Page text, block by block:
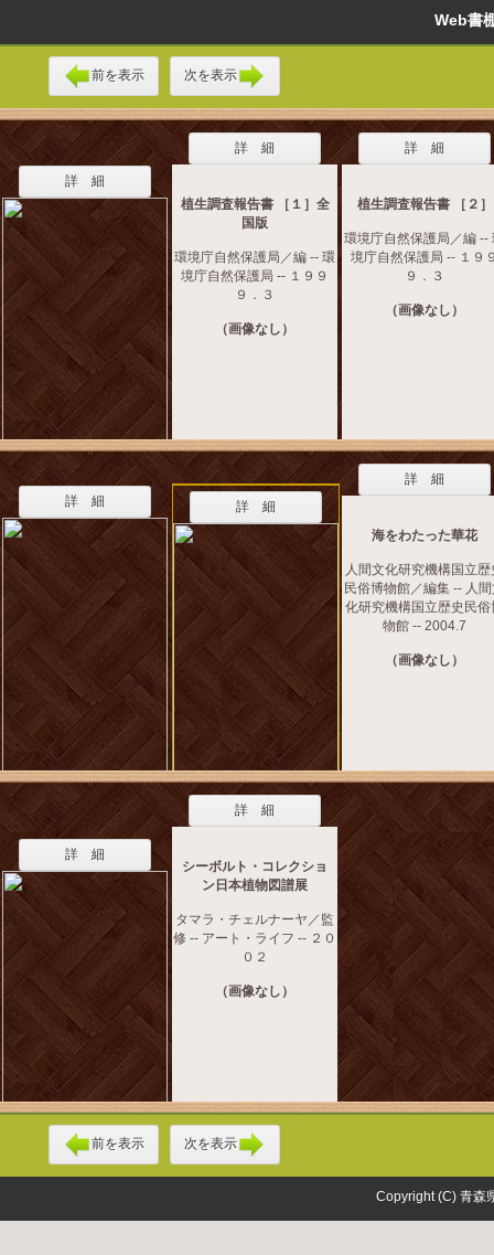
Web
前を表示 次を表示
詳 細
詳 細
植生調査報告書 ［１］全
国版
環境庁自然保護局／編 -- 環
境庁自然保護局 -- １９９
９．３
（画像なし）
詳 細
植生調査報告書 ［２］
環境庁自然保護局／編 --
境庁自然保護局 -- １９
９．３
（画像なし）
詳 細 詳 細
詳 細
海をわたった華花
人間文化研究機構国立歴
民俗博物館／編集 -- 人
化研究機構国立歴史民俗
物館 -- 2004.7
（画像なし）
詳 細
詳 細
シーボルト・コレクショ
ン日本植物図譜展
タマラ・チェルナーヤ／監
修 -- アート・ライフ -- ２０
０２
（画像なし）
前を表示 次を表示
Copyright (C) 青森